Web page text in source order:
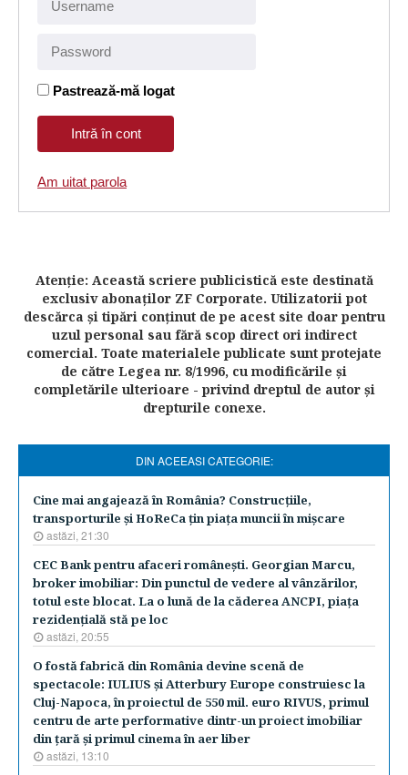
Pastrează-mă logat
Am uitat parola
Atenţie: Această scriere publicistică este destinată
exclusiv abonaţilor ZF Corporate. Utilizatorii pot
descărca şi tipări conţinut de pe acest site doar pentru
uzul personal sau fără scop direct ori indirect
comercial. Toate materialele publicate sunt protejate
de către Legea nr. 8/1996, cu modificările şi
completările ulterioare - privind dreptul de autor şi
drepturile conexe.
DIN ACEEASI CATEGORIE:
Cine mai angajează în România? Construcţiile,
transporturile şi HoReCa ţin piaţa muncii în mişcare
astăzi, 21:30
CEC Bank pentru afaceri româneşti. Georgian Marcu,
broker imobiliar: Din punctul de vedere al vânzărilor,
totul este blocat. La o lună de la căderea ANCPI, piaţa
rezidenţială stă pe loc
astăzi, 20:55
O fostă fabrică din România devine scenă de
spectacole: IULIUS şi Atterbury Europe construiesc la
Cluj-Napoca, în proiectul de 550 mil. euro RIVUS, primul
centru de arte performative dintr-un proiect imobiliar
din ţară şi primul cinema în aer liber
astăzi, 13:10